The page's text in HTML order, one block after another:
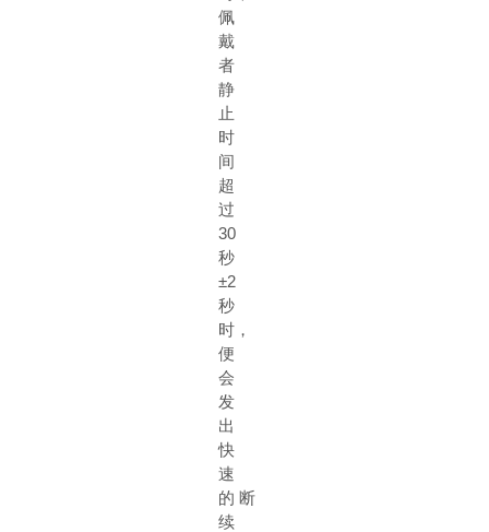
佩
戴
者
静
止
时
间
超
过
30
秒
±2
秒
时，
便
会
发
出
快
速
的 断
续